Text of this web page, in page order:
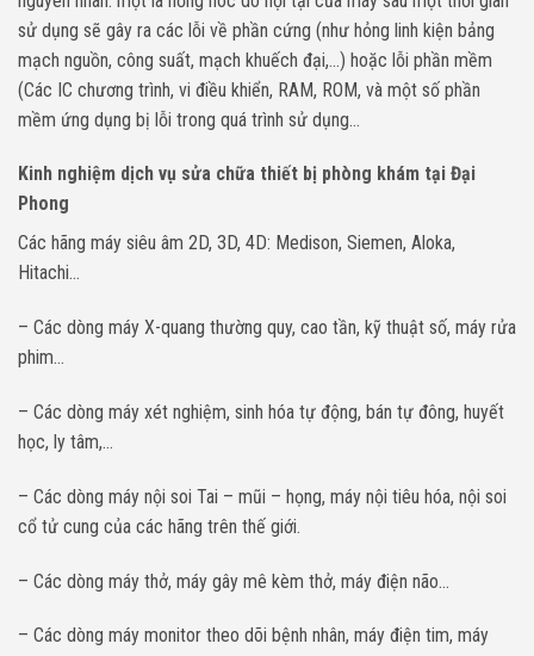
sử dụng sẽ gây ra các lỗi về phần cứng (như hỏng linh kiện bảng
mạch nguồn, công suất, mạch khuếch đại,…) hoặc lỗi phần mềm
(Các IC chương trình, vi điều khiển, RAM, ROM, và một số phần
mềm ứng dụng bị lỗi trong quá trình sử dụng…
Kinh nghiệm dịch vụ sửa chữa thiết bị phòng khám tại Đại
Phong
Các hãng máy siêu âm 2D, 3D, 4D: Medison, Siemen, Aloka,
Hitachi…
– Các dòng máy X-quang thường quy, cao tần, kỹ thuật số, máy rửa
phim…
– Các dòng máy xét nghiệm, sinh hóa tự động, bán tự đông, huyết
học, ly tâm,…
– Các dòng máy nội soi Tai – mũi – họng, máy nội tiêu hóa, nội soi
cổ tử cung của các hãng trên thế giới.
– Các dòng máy thở, máy gây mê kèm thở, máy điện não…
– Các dòng máy monitor theo dõi bệnh nhân, máy điện tim, máy